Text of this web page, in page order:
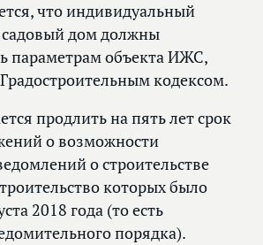
что индивидуальный
дом должны
параметрам объекта ИЖС,
кодексом.
продлить на пять лет срок
о возможности
о строительстве
которых было
2018 года (то есть
порядка).